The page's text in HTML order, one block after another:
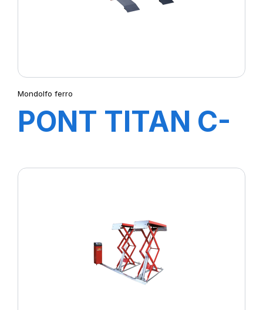
Mondolfo ferro
PONT TITAN C-